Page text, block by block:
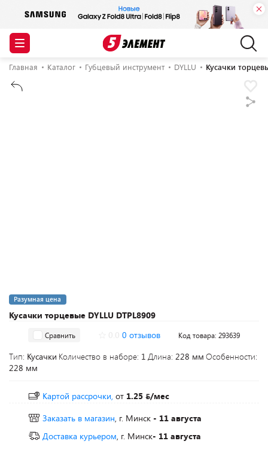
Главная Каталог Губцевый инструмент DYLLU Кусачки
Кусачки торцевые DYLLU DTPL8909
Разумная цена
Сравнить 0 отзывов Код товара: 293639
Тип: Кусачки Количество в наборе: 1 Длина: 228 мм Особенности:
228 мм
Картой рассрочки, от 1.25
/мес
Заказать в магазин, г. Минск - 11 августа
Доставка курьером, г. Минск- 11 августа